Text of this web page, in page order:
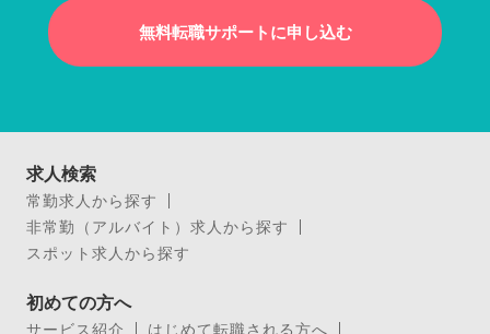
無料転職サポートに申し込む
求人検索
常勤求人から探す
非常勤（アルバイト）求人から探す
スポット求人から探す
初めての方へ
サービス紹介
はじめて転職される方へ